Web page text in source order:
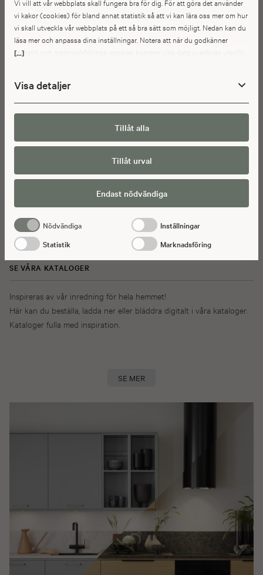
[...]
Vi vill att vår webbplats skall fungera bra för dig. För att göra det använder
vi kakor (cookies) för bland annat statistik så att vi kan lära oss mer om hur
vi skall utveckla vår webbplats på ett så bra sätt som möjligt. Nedan kan du
läsa mer och anpassa dina inställningar. Notera att när du godkänner
statistik och marknadsförings-cookies kommer viss data överföras utanför
personuppgifter som ställs inom EU, vilket kan innebära vissa risker för
dina personuppgifter. De berörda bolagen måste lämna över uppgifter till
brottsbekämpande myndigheter i USA om de får en sådan begäran. Det kan
dock vara svårt eller omöjligt för dig att hävda dina rättigheter, t.ex. rätten
till radering, gällande eventuella personuppgifter som de
brottsbekämpande myndigheterna har fått tillgång till. Genom att godkänna
statistik och marknadsförings-cookies nedan bekräftar du att du samtycker
till att data överförs till tredje land.
Visa detaljer
Tillåt alla
Tillåt urval
Endast nödvändiga
Nödvändiga
Inställningar
Statistik
Marknadsföring
SE VÅRA KATALOGER
Inspireras av vår inredning för hela hemmet!
Här kan du beställa, ladda ner eller bläddra digitalt i våra kataloger.
Kataloger fulla med inspiration.
SE MER